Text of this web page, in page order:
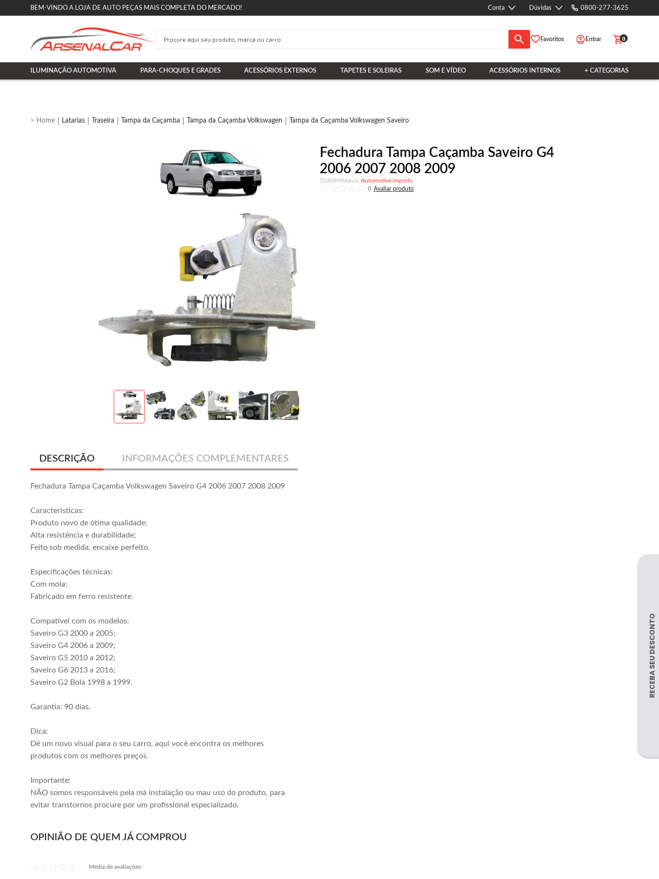
BEM-VINDO A LOJA DE AUTO PEÇAS MAIS COMPLETA DO MERCADO! Conta Dúvidas 0800-277-3625
Favoritos Entrar 0
ILUMINAÇÃO AUTOMOTIVA PARA-CHOQUES E GRADES ACESSÓRIOS EXTERNOS TAPETES E SOLEIRAS SOM E VÍDEO ACESSÓRIOS INTERNOS + CATEGORIAS
Latarias Traseira Tampa da Caçamba Tampa da Caçamba Volkswagen Tampa da Caçamba Volkswagen Saveiro
Fechadura Tampa Caçamba Saveiro G4
2006 2007 2008 2009
522049
Automotive imports
0
DESCRIÇÃO INFORMAÇÕES COMPLEMENTARES
Fechadura Tampa Caçamba Volkswagen Saveiro G4 2006 2007 2008 2009
Características:
Produto novo de ótima qualidade;
Alta resistência e durabilidade;
Feito sob medida, encaixe perfeito.
Especificações técnicas:
Com mola;
Fabricado em ferro resistente.
Compatível com os modelos:
Saveiro G3 2000 a 2005;
Saveiro G4 2006 a 2009;
Saveiro G5 2010 a 2012;
Saveiro G6 2013 a 2016;
Saveiro G2 Bola 1998 a 1999.
Garantia: 90 dias.
Dica:
Dê um novo visual para o seu carro, aqui você encontra os melhores
produtos com os melhores preços.
Importante:
NÃO somos responsáveis pela má instalação ou mau uso do produto, para
evitar transtornos procure por um profissional especializado.
OPINIÃO DE QUEM JÁ COMPROU
Média de avaliações: